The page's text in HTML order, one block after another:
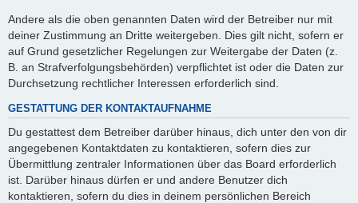
Andere als die oben genannten Daten wird der Betreiber nur mit
deiner Zustimmung an Dritte weitergeben. Dies gilt nicht, sofern er
auf Grund gesetzlicher Regelungen zur Weitergabe der Daten (z.
B. an Strafverfolgungsbehörden) verpflichtet ist oder die Daten zur
Durchsetzung rechtlicher Interessen erforderlich sind.
GESTATTUNG DER KONTAKTAUFNAHME
Du gestattest dem Betreiber darüber hinaus, dich unter den von dir
angegebenen Kontaktdaten zu kontaktieren, sofern dies zur
Übermittlung zentraler Informationen über das Board erforderlich
ist. Darüber hinaus dürfen er und andere Benutzer dich
kontaktieren, sofern du dies in deinem persönlichen Bereich